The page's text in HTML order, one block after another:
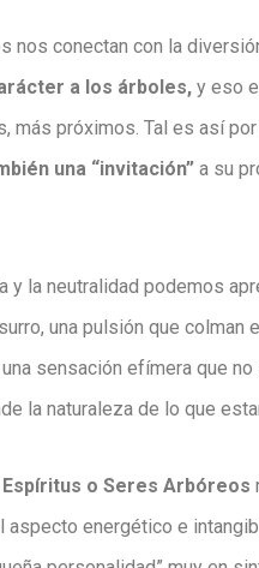
nos conectan con la
a los árboles, y eso
más próximos. Tal es así por
una “invitación” a su
la neutralidad podemos
una pulsión que colman
sensación efímera que
la naturaleza de lo que
Espíritus o Seres Arbóreos
aspecto energético e